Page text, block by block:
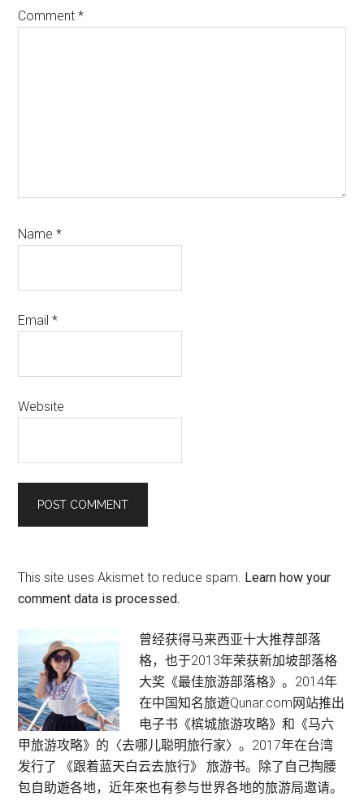
Comment*
Name*
Email*
Website
This site uses Akismet to reduce spam. Learn how your
comment data is processed.
Primary
Sidebar
曾经获得马来西亚十大推荐部落
格，也于2013年荣获新加坡部落格
大奖《最佳旅游部落格》。2014年
在中国知名旅遊Qunar.com网站推出
电子书《槟城旅游攻略》和《马六
甲旅游攻略》的〈去哪儿聪明旅行家〉。2017年在台湾
发行了 《跟着蓝天白云去旅行》 旅游书。除了自己掏腰
包自助遊各地，近年來也有参与世界各地的旅游局邀请。